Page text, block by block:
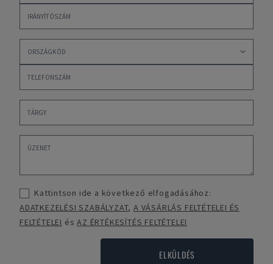
Kattintson ide a következő elfogadásához:
ADATKEZELÉSI SZABÁLYZAT,A VÁSÁRLÁS FELTÉTELEI ÉS
FELTÉTELEI ésAZ ÉRTÉKESÍTÉS FELTÉTELEI
ELKÜLDÉS